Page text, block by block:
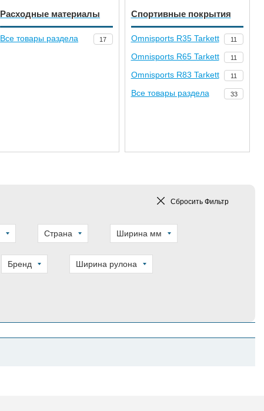
Расходные материалы
Все товары раздела 17
Спортивные покрытия
Omnisports R35 Tarkett 11
Omnisports R65 Tarkett 11
Omnisports R83 Tarkett 11
Все товары раздела 33
Сбросить Фильтр
Страна Ширина мм
Бренд Ширина рулона